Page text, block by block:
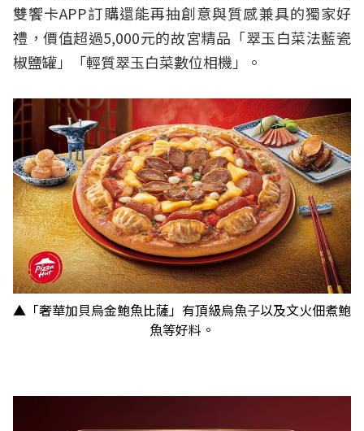
雙饗卡APP訂購還能再抽創意與質感兼具的獨家好
禮，價值超過5,000元的故宮精品「翠玉白菜法藍瓷
椒鹽罐」「輕質翠玉白菜數位相機」。
▲「奢華加貝烏金鮑魚比薩」有頂級烏魚子以及文火佃煮鮑
魚等好料。